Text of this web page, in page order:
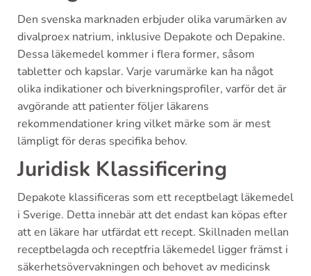
Den svenska marknaden erbjuder olika varumärken av
divalproex natrium, inklusive Depakote och Depakine.
Dessa läkemedel kommer i flera former, såsom
tabletter och kapslar. Varje varumärke kan ha något
olika indikationer och biverkningsprofiler, varför det är
avgörande att patienter följer läkarens
rekommendationer kring vilket märke som är mest
lämpligt för deras specifika behov.
Juridisk Klassificering
Depakote klassificeras som ett receptbelagt läkemedel
i Sverige. Detta innebär att det endast kan köpas efter
att en läkare har utfärdat ett recept. Skillnaden mellan
receptbelagda och receptfria läkemedel ligger främst i
säkerhetsövervakningen och behovet av medicinsk